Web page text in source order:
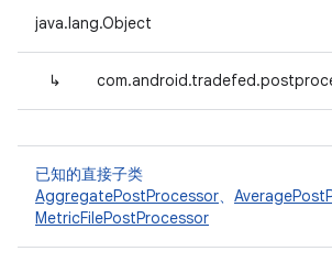
java.lang.Object
↳
已知的直接子类
AggregatePostProcessor、
MetricFilePostProcessor